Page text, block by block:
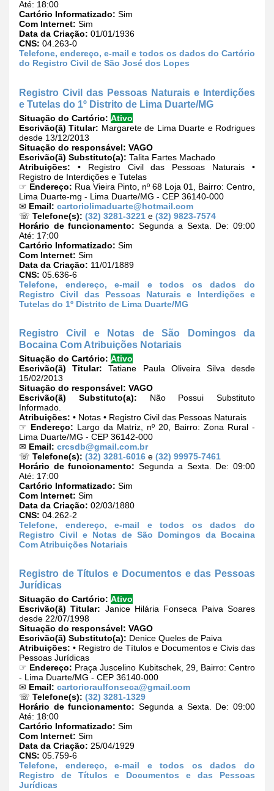
Até: 18:00
Cartório Informatizado: Sim
Com Internet: Sim
Data da Criação: 01/01/1936
CNS: 04.263-0
Telefone, endereço, e-mail e todos os dados do Cartório
do Registro Civil de São José dos Lopes
Registro Civil das Pessoas Naturais e Interdições
e Tutelas do 1º Distrito de Lima Duarte/MG
Situação do Cartório: Ativo
Escrivão(ã) Titular: Margarete de Lima Duarte e Rodrigues
desde 13/12/2013
Situação do responsável: VAGO
Escrivão(ã) Substituto(a): Talita Fartes Machado
Atribuições: • Registro Civil das Pessoas Naturais •
Registro de Interdições e Tutelas
☞ Endereço: Rua Vieira Pinto, nº 68 Loja 01, Bairro: Centro,
Lima Duarte-mg - Lima Duarte/MG - CEP 36140-000
✉ Email: cartoriolimaduarte@hotmail.com
☏ Telefone(s): (32) 3281-3221 e (32) 9823-7574
Horário de funcionamento: Segunda a Sexta. De: 09:00
Até: 17:00
Cartório Informatizado: Sim
Com Internet: Sim
Data da Criação: 11/01/1889
CNS: 05.636-6
Telefone, endereço, e-mail e todos os dados do
Registro Civil das Pessoas Naturais e Interdições e
Tutelas do 1º Distrito de Lima Duarte/MG
Registro Civil e Notas de São Domingos da
Bocaina Com Atribuições Notariais
Situação do Cartório: Ativo
Escrivão(ã) Titular: Tatiane Paula Oliveira Silva desde
15/02/2013
Situação do responsável: VAGO
Escrivão(ã) Substituto(a): Não Possui Substituto
Informado.
Atribuições: • Notas • Registro Civil das Pessoas Naturais
☞ Endereço: Largo da Matriz, nº 20, Bairro: Zona Rural -
Lima Duarte/MG - CEP 36142-000
✉ Email: crcsdb@gmail.com.br
☏ Telefone(s): (32) 3281-6016 e (32) 99975-7461
Horário de funcionamento: Segunda a Sexta. De: 09:00
Até: 17:00
Cartório Informatizado: Sim
Com Internet: Sim
Data da Criação: 02/03/1880
CNS: 04.262-2
Telefone, endereço, e-mail e todos os dados do
Registro Civil e Notas de São Domingos da Bocaina
Com Atribuições Notariais
Registro de Títulos e Documentos e das Pessoas
Jurídicas
Situação do Cartório: Ativo
Escrivão(ã) Titular: Janice Hilária Fonseca Paiva Soares
desde 22/07/1998
Situação do responsável: VAGO
Escrivão(ã) Substituto(a): Denice Queles de Paiva
Atribuições: • Registro de Títulos e Documentos e Civis das
Pessoas Jurídicas
☞ Endereço: Praça Juscelino Kubitschek, 29, Bairro: Centro
- Lima Duarte/MG - CEP 36140-000
✉ Email: cartorioraulfonseca@gmail.com
☏ Telefone(s): (32) 3281-1329
Horário de funcionamento: Segunda a Sexta. De: 09:00
Até: 18:00
Cartório Informatizado: Sim
Com Internet: Sim
Data da Criação: 25/04/1929
CNS: 05.759-6
Telefone, endereço, e-mail e todos os dados do
Registro de Títulos e Documentos e das Pessoas
Jurídicas